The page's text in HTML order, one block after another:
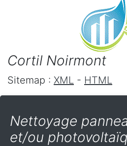
Cortil Noirmont
Sitemap : XML - HTML
Nettoyage
et/ou